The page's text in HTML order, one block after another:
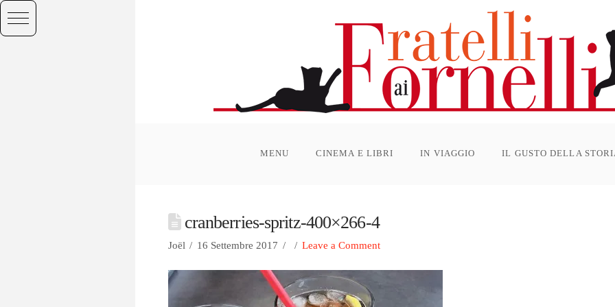
MENU CINEMA E LIBRI IN VIAGGIO IL GUSTO DELLA
cranberries-spritz-400×266-4
Joël 16 Settembre 2017 Leave a Comment